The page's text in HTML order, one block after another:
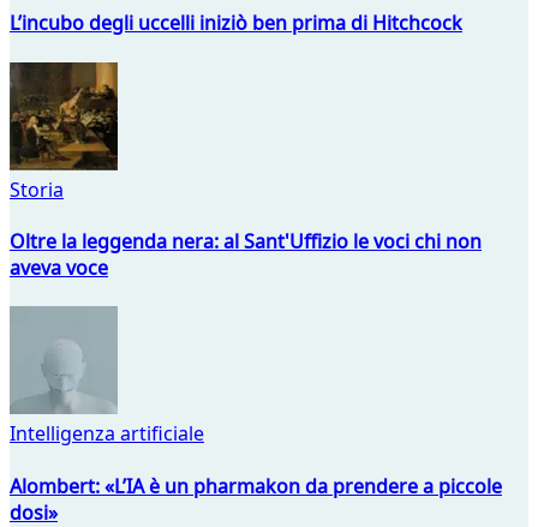
L’incubo degli uccelli iniziò ben prima di Hitchcock
Storia
Oltre la leggenda nera: al Sant'Uffizio le voci chi non
aveva voce
Intelligenza artificiale
Alombert: «L’IA è un pharmakon da prendere a piccole
dosi»